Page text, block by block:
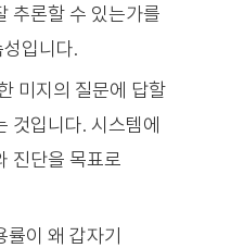
추론할 수 있는가를
입니다.
미지의 질문에 답할
것입니다. 시스템에
진단을 목표로
이 왜 갑자기